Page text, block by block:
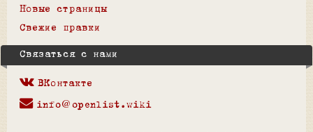
Новые страницы
Свежие правки
Связаться с нами
ВКонтакте
info@openlist.wiki